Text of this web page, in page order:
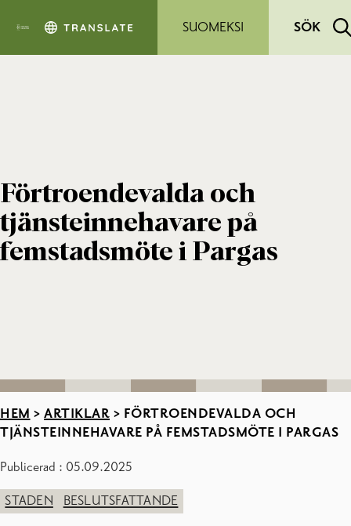
SUOMEKSI
SÖK
Förtroendevalda och
tjänsteinnehavare på
femstadsmöte i Pargas
HEM > ARTIKLAR > FÖRTROENDEVALDA OCH
TJÄNSTEINNEHAVARE PÅ FEMSTADSMÖTE I PARGAS
Publicerad : 05.09.2025
STADEN BESLUTSFATTANDE